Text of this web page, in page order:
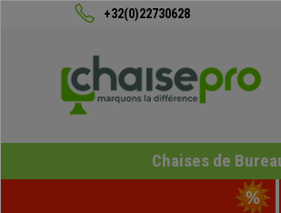
+32(0)22730628
Chaises de